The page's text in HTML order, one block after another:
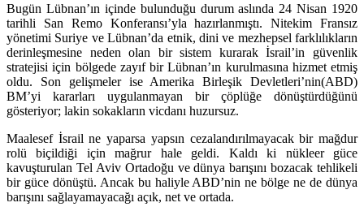
Bugün Lübnan’ın içinde bulunduğu durum aslında 24 Nisan 1920
tarihli San Remo Konferansı’yla hazırlanmıştı. Nitekim Fransız
yönetimi Suriye ve Lübnan’da etnik, dini ve mezhepsel farklılıkların
derinleşmesine neden olan bir sistem kurarak İsrail’in güvenlik
stratejisi için bölgede zayıf bir Lübnan’ın kurulmasına hizmet etmiş
oldu. Son gelişmeler ise Amerika Birleşik Devletleri’nin(ABD)
BM’yi kararları uygulanmayan bir çöplüğe dönüştürdüğünü
gösteriyor; lakin sokakların vicdanı huzursuz.
Maalesef İsrail ne yaparsa yapsın cezalandırılmayacak bir mağdur
rolü biçildiği için mağrur hale geldi. Kaldı ki nükleer güce
kavuşturulan Tel Aviv Ortadoğu ve dünya barışını bozacak tehlikeli
bir güce dönüştü. Ancak bu haliyle ABD’nin ne bölge ne de dünya
barışını sağlayamayacağı açık, net ve ortada.